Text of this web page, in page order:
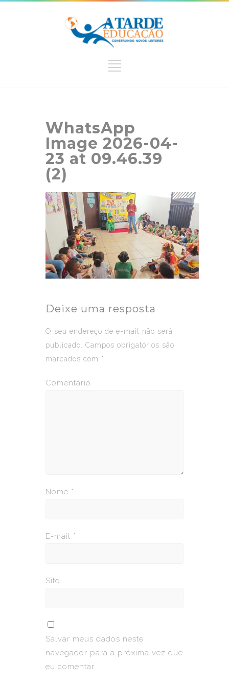
WhatsApp
Image 2026-04-
23 at 09.46.39
(2)
Deixe uma resposta
O seu endereço de e-mail não será
publicado.
Campos obrigatórios são
marcados com *
Comentário
Nome *
E-mail *
Site
Salvar meus dados neste
navegador para a próxima vez que
eu comentar.